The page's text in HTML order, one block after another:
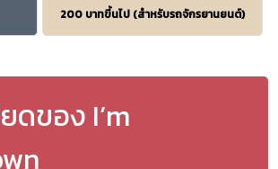
200 บาทขึ้นไป (สำหรับรถจักรยานยนต์)
ดของ I’m